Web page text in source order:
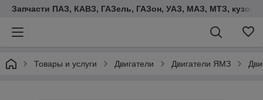
Запчасти ПАЗ, КАВЗ, ГАЗель, ГАЗон, УАЗ, МАЗ, МТЗ,
Товары и услуги Двигатели Двигатели ЯМЗ